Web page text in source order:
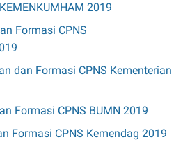
2019
Formasi CPNS
dan Formasi CPNS Kementerian
Formasi CPNS BUMN 2019
Formasi CPNS Kemendag 2019